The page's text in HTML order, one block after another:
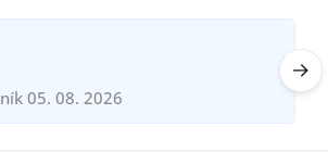
05. 08. 2026